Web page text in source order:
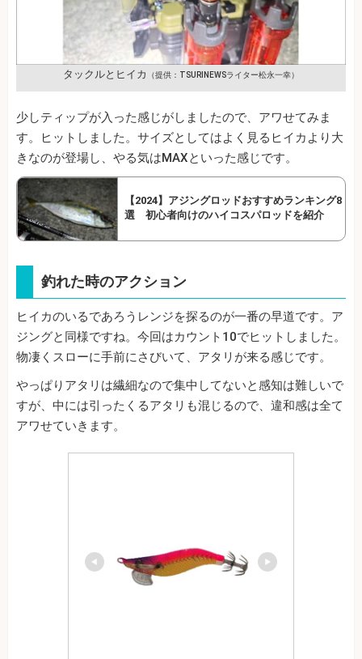
タックルとヒイカ （提供：TSURINEWSライター松永一幸）
少しティップが入った感じがしましたので、アワせてみま
す。ヒットしました。サイズとしてはよく見るヒイカより大
きなのが登場し、やる気はMAXといった感じです。
【2024】アジングロッドおすすめランキング8
選 初心者向けのハイコスパロッドを紹介
釣れた時のアクション
ヒイカのいるであろうレンジを探るのが一番の早道です。ア
ジングと同様ですね。今回はカウント10でヒットしました。
物凄くスローに手前にさびいて、アタリが来る感じです。
やっぱりアタリは繊細なので集中してないと感知は難しいで
すが、中には引ったくるアタリも混じるので、違和感は全て
アワせていきます。